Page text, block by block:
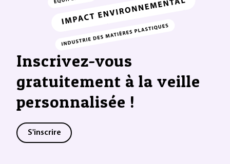
Inscrivez-vous
gratuitement à la veille
personnalisée !
S'inscrire